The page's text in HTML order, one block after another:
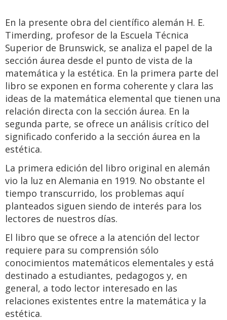
En la presente obra del científico alemán H. E.
Timerding, profesor de la Escuela Técnica
Superior de Brunswick, se analiza el papel de la
sección áurea desde el punto de vista de la
matemática y la estética. En la primera parte del
libro se exponen en forma coherente y clara las
ideas de la matemática elemental que tienen una
relación directa con la sección áurea. En la
segunda parte, se ofrece un análisis crítico del
significado conferido a la sección áurea en la
estética.
La primera edición del libro original en alemán
vio la luz en Alemania en 1919. No obstante el
tiempo transcurrido, los problemas aquí
planteados siguen siendo de interés para los
lectores de nuestros días.
El libro que se ofrece a la atención del lector
requiere para su comprensión sólo
conocimientos matemáticos elementales y está
destinado a estudiantes, pedagogos y, en
general, a todo lector interesado en las
relaciones existentes entre la matemática y la
estética.